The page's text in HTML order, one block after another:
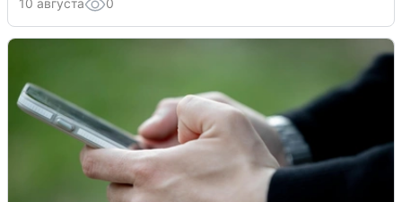
10 августа 0